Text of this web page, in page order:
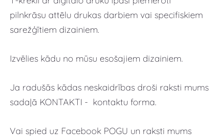
pilnkrāsu attēlu drukas darbiem vai specifiskiem
sarežģītiem dizainiem.
Izvēlies kādu no mūsu esošajiem dizainiem.
Ja radušās kādas neskaidrības droši raksti mums
sadaļā KONTAKTI - kontaktu forma.
Vai spied uz Facebook POGU un raksti mums